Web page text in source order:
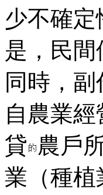
少不確
是，民
同時，
自農業
貸 農戶
業（種植